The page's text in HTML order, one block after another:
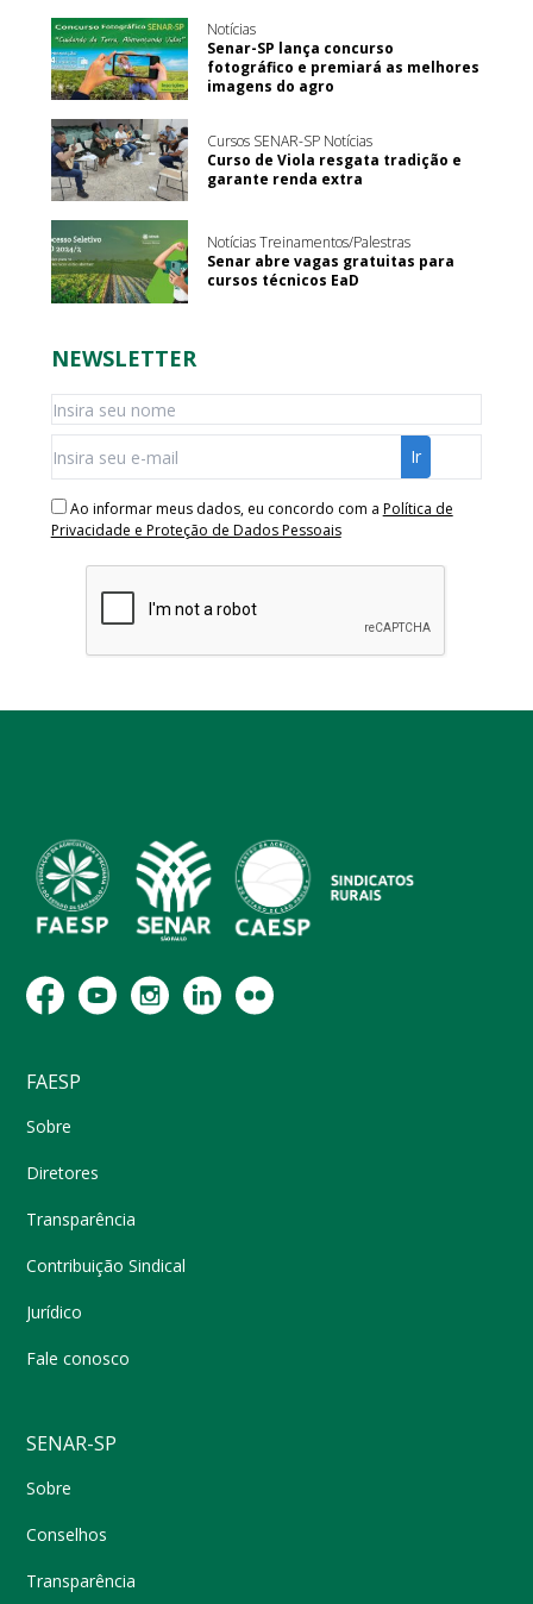
Notícias
Senar-SP lança concurso
fotográfico e premiará as melhores
imagens do agro
Cursos SENAR-SP Notícias
Curso de Viola resgata tradição e
garante renda extra
Notícias Treinamentos/Palestras
Senar abre vagas gratuitas para
cursos técnicos EaD
NEWSLETTER
Ao informar meus dados, eu concordo com a Política de
Privacidade e Proteção de Dados Pessoais
FAESP
Sobre
Diretores
Transparência
Contribuição Sindical
Jurídico
Fale conosco
SENAR-SP
Sobre
Conselhos
Transparência